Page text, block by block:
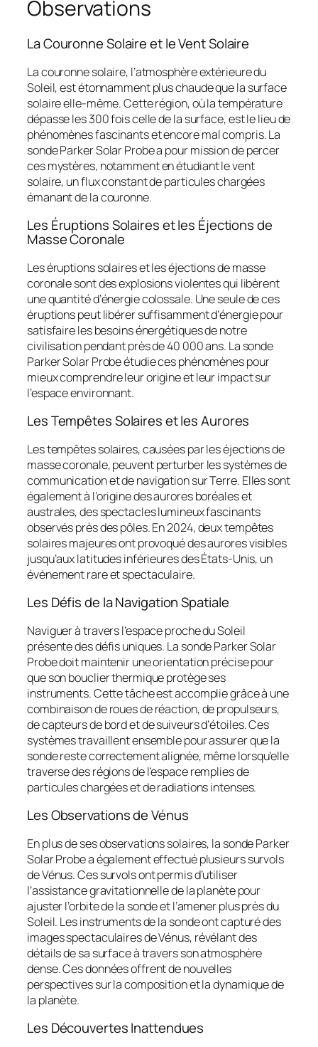
Observations
La Couronne Solaire et le Vent Solaire
La couronne solaire, l’atmosphère extérieure du
Soleil, est étonnamment plus chaude que la surface
solaire elle-même. Cette région, où la température
dépasse les 300 fois celle de la surface, est le lieu de
phénomènes fascinants et encore mal compris. La
sonde Parker Solar Probe a pour mission de percer
ces mystères, notamment en étudiant le vent
solaire, un flux constant de particules chargées
émanant de la couronne.
Les Éruptions Solaires et les Éjections de
Masse Coronale
Les éruptions solaires et les éjections de masse
coronale sont des explosions violentes qui libèrent
une quantité d’énergie colossale. Une seule de ces
éruptions peut libérer suffisamment d’énergie pour
satisfaire les besoins énergétiques de notre
civilisation pendant près de 40 000 ans. La sonde
Parker Solar Probe étudie ces phénomènes pour
mieux comprendre leur origine et leur impact sur
l’espace environnant.
Les Tempêtes Solaires et les Aurores
Les tempêtes solaires, causées par les éjections de
masse coronale, peuvent perturber les systèmes de
communication et de navigation sur Terre. Elles sont
également à l’origine des aurores boréales et
australes, des spectacles lumineux fascinants
observés près des pôles. En 2024, deux tempêtes
solaires majeures ont provoqué des aurores visibles
jusqu’aux latitudes inférieures des États-Unis, un
événement rare et spectaculaire.
Les Défis de la Navigation Spatiale
Naviguer à travers l’espace proche du Soleil
présente des défis uniques. La sonde Parker Solar
Probe doit maintenir une orientation précise pour
que son bouclier thermique protège ses
instruments. Cette tâche est accomplie grâce à une
combinaison de roues de réaction, de propulseurs,
de capteurs de bord et de suiveurs d’étoiles. Ces
systèmes travaillent ensemble pour assurer que la
sonde reste correctement alignée, même lorsqu’elle
traverse des régions de l’espace remplies de
particules chargées et de radiations intenses.
Les Observations de Vénus
En plus de ses observations solaires, la sonde Parker
Solar Probe a également effectué plusieurs survols
de Vénus. Ces survols ont permis d’utiliser
l’assistance gravitationnelle de la planète pour
ajuster l’orbite de la sonde et l’amener plus près du
Soleil. Les instruments de la sonde ont capturé des
images spectaculaires de Vénus, révélant des
détails de sa surface à travers son atmosphère
dense. Ces données offrent de nouvelles
perspectives sur la composition et la dynamique de
la planète.
Les Découvertes Inattendues